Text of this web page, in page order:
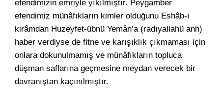
efendimizin emriyle yıkılmıştır. Peygamber
efendimiz münâfıkların kimler olduğunu Eshâb-ı
kirâmdan Huzeyfet-übnü Yemân’a (radıyallahü anh)
haber verdiyse de fitne ve karışıklık çıkmaması için
onlara dokunulmamış ve münâfıkların topluca
düşman saflarına geçmesine meydan verecek bir
davranıştan kaçınılmıştır.